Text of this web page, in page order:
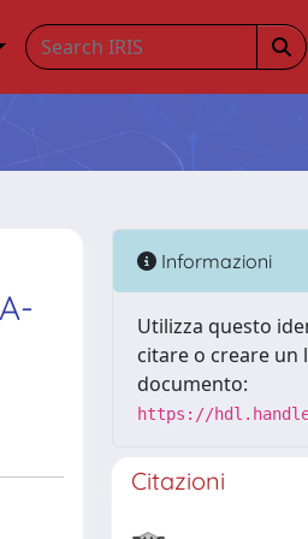
Informazioni
Utilizza questo
citare o creare un
documento:
https://
Citazioni